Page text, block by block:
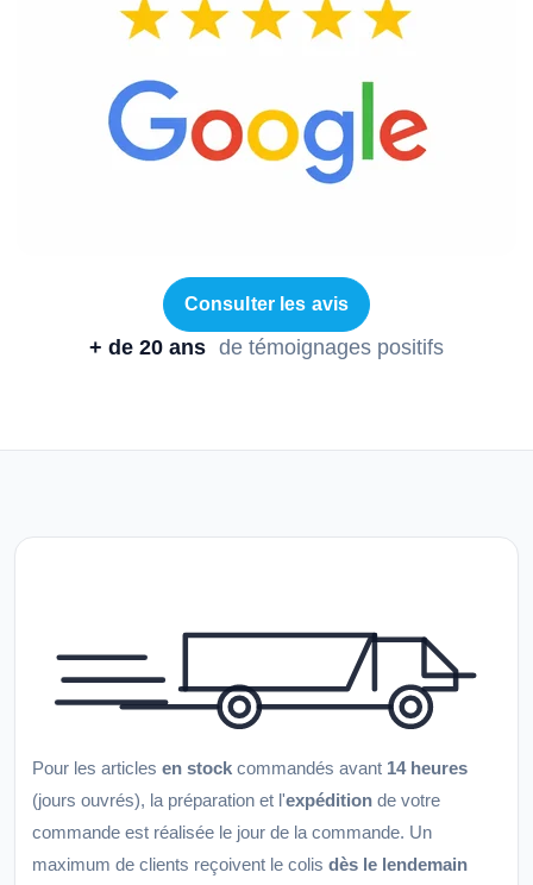
Consulter les avis
+ de 20 ans de témoignages positifs
Pour les articles en stock commandés avant 14 heures
(jours ouvrés), la préparation et l'expédition de votre
commande est réalisée le jour de la commande. Un
maximum de clients reçoivent le colis dès le lendemain